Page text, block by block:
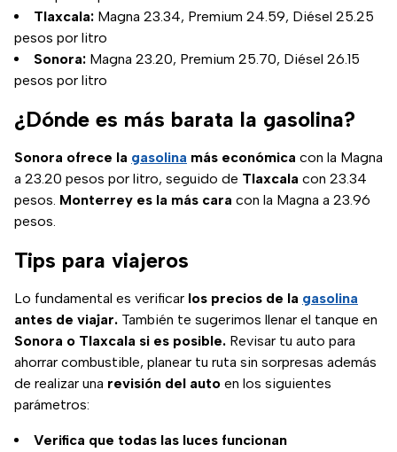
Tlaxcala: Magna 23.34, Premium 24.59, Diésel 25.25
pesos por litro
Sonora: Magna 23.20, Premium 25.70, Diésel 26.15
pesos por litro
¿Dónde es más barata la gasolina?
Sonora ofrece la gasolina más económica con la Magna
a 23.20 pesos por litro, seguido de Tlaxcala con 23.34
pesos. Monterrey es la más cara con la Magna a 23.96
pesos.
Tips para viajeros
Lo fundamental es verificar los precios de la gasolina
antes de viajar. También te sugerimos llenar el tanque en
Sonora o Tlaxcala si es posible. Revisar tu auto para
ahorrar combustible, planear tu ruta sin sorpresas además
de realizar una revisión del auto en los siguientes
parámetros:
Verifica que todas las luces funcionan